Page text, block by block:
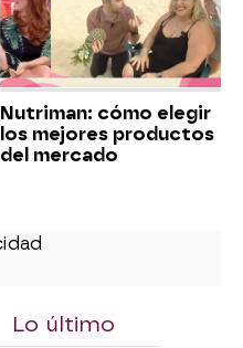
Nutriman: cómo elegir
los mejores productos
del mercado
Lo último